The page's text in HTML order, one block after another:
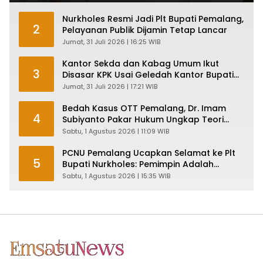
2
Nurkholes Resmi Jadi Plt Bupati Pemalang,
Pelayanan Publik Dijamin Tetap Lancar
Jumat, 31 Juli 2026 | 16:25 WIB
3
Kantor Sekda dan Kabag Umum Ikut
Disasar KPK Usai Geledah Kantor Bupati
Pemalang
Jumat, 31 Juli 2026 | 17:21 WIB
4
Bedah Kasus OTT Pemalang, Dr. Imam
Subiyanto Pakar Hukum Ungkap Teori
Penyertaan KPK
Sabtu, 1 Agustus 2026 | 11:09 WIB
5
PCNU Pemalang Ucapkan Selamat ke Plt
Bupati Nurkholes: Pemimpin Adalah
Pelayan Rakyat!
Sabtu, 1 Agustus 2026 | 15:35 WIB